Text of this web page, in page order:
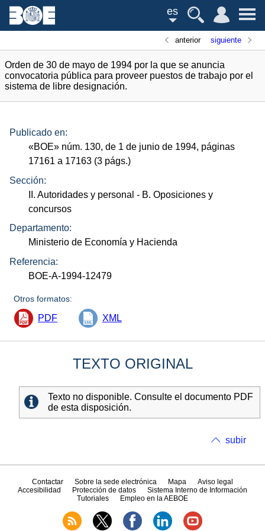
es
anterior siguiente
Orden de 30 de mayo de 1994 por la que se anuncia
convocatoria pública para proveer puestos de trabajo por el
sistema de libre designación.
Publicado en:
«BOE» núm. 130, de 1 de junio de 1994, páginas
17161 a 17163 (3 págs.)
Sección:
II. Autoridades y personal - B. Oposiciones y
concursos
Departamento:
Ministerio de Economía y Hacienda
Referencia:
BOE-A-1994-12479
Otros formatos:
PDF XML
TEXTO ORIGINAL
Texto no disponible. Consulte el documento PDF
de esta disposición.
subir
Contactar Sobre la sede electrónica Mapa
Aviso legal
Accesibilidad
Protección de datos
Sistema Interno de Información
Tutoriales
Empleo en la AEBOE